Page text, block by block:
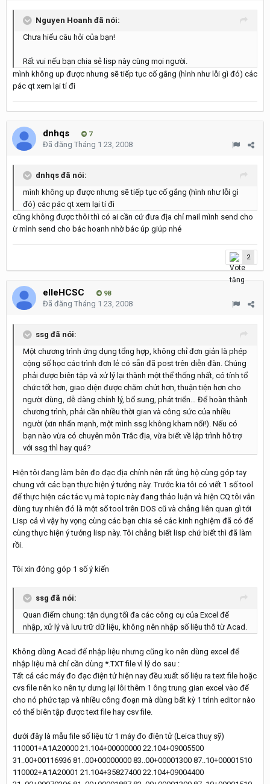
Nguyen Hoanh đã nói:
Chưa hiểu câu hỏi của bạn!
Rất vui nếu bạn chia sẻ lisp này cùng mọi người.
mình không up được nhưng sẽ tiếp tục cố gắng (hình như lỗi gì đó) các
pác qt xem lại tí đi
dnhqs 7
Đã đăng Tháng 1 23, 2008
dnhqs đã nói:
mình không up được nhưng sẽ tiếp tục cố gắng (hình như lỗi gì
đó) các pác qt xem lại tí đi
cũng không được thôi thì có ai cần cứ đưa địa chỉ mail mình send cho
ừ mình send cho bác hoanh nhờ bác úp giúp nhé
2
elleHCSC 98
Đã đăng Tháng 1 23, 2008
ssg đã nói:
Một chương trình ứng dụng tổng hợp, không chỉ đơn giản là phép
cộng số học các trình đơn lẻ có sẵn đã post trên diễn đàn. Chúng
phải được biên tập và xử lý lại thành một thể thống nhất, có tính tổ
chức tốt hơn, giao diện được chăm chút hơn, thuận tiện hơn cho
người dùng, dễ dàng chỉnh lý, bổ sung, phát triển… Để hoàn thành
chương trình, phải cần nhiều thời gian và công sức của nhiều
người (xin nhấn mạnh, một mình ssg không kham nổi!). Nếu có
bạn nào vừa có chuyên môn Trắc địa, vừa biết về lập trình hỗ trợ
với ssg thì hay quá?
Hiện tôi đang làm bên đo đạc địa chính nên rất ủng hộ cùng góp tay
chung với các bạn thực hiện ý tưởng này. Trước kia tôi có viết 1 số tool
để thực hiện các tác vụ mà topic này đang thảo luận và hiện CQ tôi vẫn
dùng tuy nhiên đó là một số tool trên DOS cũ và chẳng liên quan gì tới
Lisp cả vì vậy hy vọng cùng các bạn chia sẻ các kinh nghiệm đã có để
cùng thực hiện ý tưởng lisp này. Tôi chẳng biết lisp chứ biết thì đã làm
rồi.
Tôi xin đóng góp 1 số ý kiến
ssg đã nói:
Quan điểm chung: tận dụng tối đa các công cụ của Excel để
nhập, xử lý và lưu trữ dữ liệu, không nên nhập số liệu thô từ Acad.
Không dùng Acad để nhập liệu nhưng cũng ko nên dùng excel để
nhập liệu mà chỉ cần dùng *.TXT file vì lý do sau :
Tất cả các máy đo đạc điện tử hiện nay đều xuất số liệu ra text file hoặc
cvs file nên ko nên tự dưng lại lôi thêm 1 ông trung gian excel vào để
cho nó phức tạp và nhiều công đoạn mà dùng bất kỳ 1 trình editor nào
có thể biên tập được text file hay csv file.
dưới đây là mẫu file số liệu từ 1 máy đo điện tử (Leica thuỵ sỹ)
110001+A1A20000 21.104+00000000 22.104+09005500
31..00+00116936 81..00+00000000 83..00+00001300 87..10+00001510
110002+A1A20001 21.104+35827400 22.104+09004400